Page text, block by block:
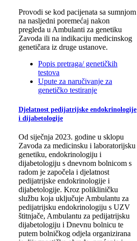
Provodi se kod pacijenata sa sumnjom
na nasljedni poremećaj nakon
pregleda u Ambulanti za genetiku
Zavoda ili na indikaciju medicinskog
genetičara iz druge ustanove.
Popis pretraga/ genetičkih
testova
Upute za naručivanje za
genetičko testiranje
Djelatnost pedijatrijske endokrinologije
i dijabetologije
Od siječnja 2023. godine u sklopu
Zavoda za medicinsku i laboratorijsku
genetiku, endokrinologiju i
dijabetologiju s dnevnom bolnicom s
radom je započela i djelatnost
pedijatrijske endokrinologije i
dijabetologije. Kroz polikliničku
službu koja uključuje Ambulantu za
pedijatrijsku endokrinologiju s UZV
štitnjače, Ambulantu za pedijatrijsku
dijabetologiju i Dnevnu bolnicu te
putem bolničkog odjela organizirana